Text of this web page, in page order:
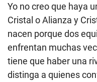
Yo no creo que haya
Cristal o Alianza y
nacen porque dos
enfrentan muchas
tiene que haber una
distinga a quienes